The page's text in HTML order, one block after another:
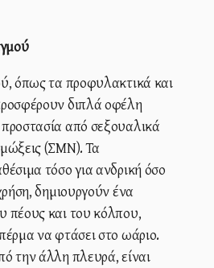
όπως τα προφυλακτικά και
διπλά οφέλη
από σεξουαλικά
(ΣΜΝ). Τα
τόσο για ανδρική όσο
δημιουργούν ένα
πέους και του κόλπου,
να φτάσει στο ωάριο.
την άλλη πλευρά, είναι